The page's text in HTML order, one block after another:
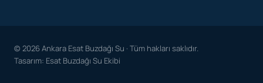
© 2026 Ankara Esat Buzdağı Su · Tüm hakları saklıdır.
Tasarım: Esat Buzdağı Su Ekibi